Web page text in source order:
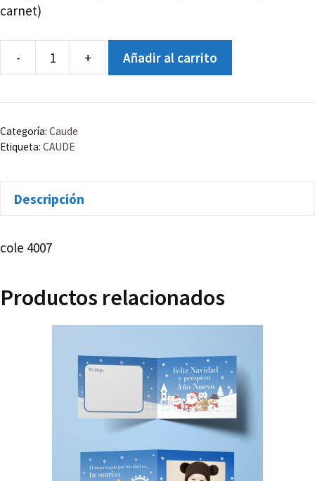
carnet)
-
CAUDE
PRIM6C
+ Añadir al carrito
Categoría: Caude
Etiqueta: CAUDE
Descripción
cole 4007
Productos relacionados